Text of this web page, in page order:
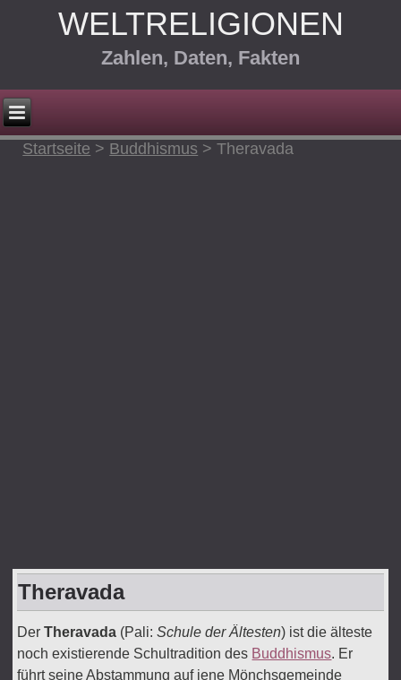
WELTRELIGIONEN
Zahlen, Daten, Fakten
Startseite > Buddhismus >Theravada
Theravada
DerTheravada (Pali:Schule der Ältesten) ist die älteste
noch existierende Schultradition des Buddhismus. Er
führt seine Abstammung auf jene Mönchsgemeinde